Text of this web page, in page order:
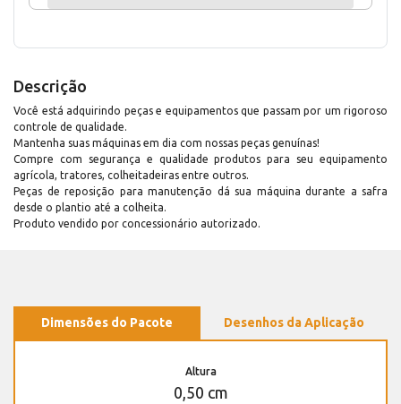
Descrição
Você está adquirindo peças e equipamentos que passam por um rigoroso
controle de qualidade.
Mantenha suas máquinas em dia com nossas peças genuínas!
Compre com segurança e qualidade produtos para seu equipamento
agrícola, tratores, colheitadeiras entre outros.
Peças de reposição para manutenção dá sua máquina durante a safra
desde o plantio até a colheita.
Produto vendido por concessionário autorizado.
Dimensões do Pacote Desenhos da Aplicação
Altura
0,50 cm